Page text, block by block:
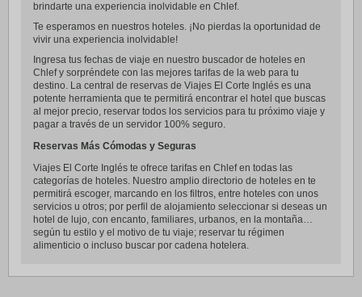
brindarte una experiencia inolvidable en Chlef.
Te esperamos en nuestros hoteles. ¡No pierdas la oportunidad de
vivir una experiencia inolvidable!
Ingresa tus fechas de viaje en nuestro buscador de hoteles en
Chlef y sorpréndete con las mejores tarifas de la web para tu
destino. La central de reservas de Viajes El Corte Inglés es una
potente herramienta que te permitirá encontrar el hotel que buscas
al mejor precio, reservar todos los servicios para tu próximo viaje y
pagar a través de un servidor 100% seguro.
Reservas Más Cómodas y Seguras
Viajes El Corte Inglés te ofrece tarifas en Chlef en todas las
categorías de hoteles. Nuestro amplio directorio de hoteles en te
permitirá escoger, marcando en los filtros, entre hoteles con unos
servicios u otros; por perfil de alojamiento seleccionar si deseas un
hotel de lujo, con encanto, familiares, urbanos, en la montaña…
según tu estilo y el motivo de tu viaje; reservar tu régimen
alimenticio o incluso buscar por cadena hotelera.